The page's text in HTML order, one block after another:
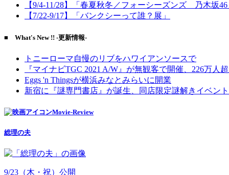
【9/4-11/28】「春夏秋冬／フォーシーズンズ 乃木坂46
【7/22-9/17】「バンクシーって誰？展」
■ What's New !! -更新情報-
トニーローマ自慢のリブをハワイアンソースで
『マイナビTGC 2021 A/W』が無観客で開催、226万人
Eggs 'n Thingsが横浜みなとみらいに開業
新宿に『謎専門書店』が誕生、同店限定謎解きイベン
Movie-Review
総理の夫
9/23（木・祝）公開